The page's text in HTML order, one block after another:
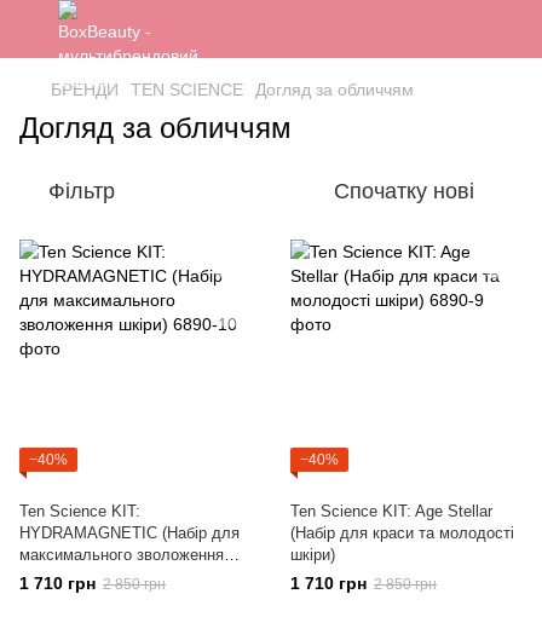
БРЕНДИ TEN SCIENCE Догляд за обличчям
Догляд за обличчям
Фільтр Спочатку нові
−40%
Ten Science KIT:
HYDRAMAGNETIC (Набір для
максимального зволоження
шкіри)
1 710 грн 2 850 грн
−40%
Ten Science KIT: Age Stellar
(Набір для краси та молодості
шкіри)
1 710 грн 2 850 грн